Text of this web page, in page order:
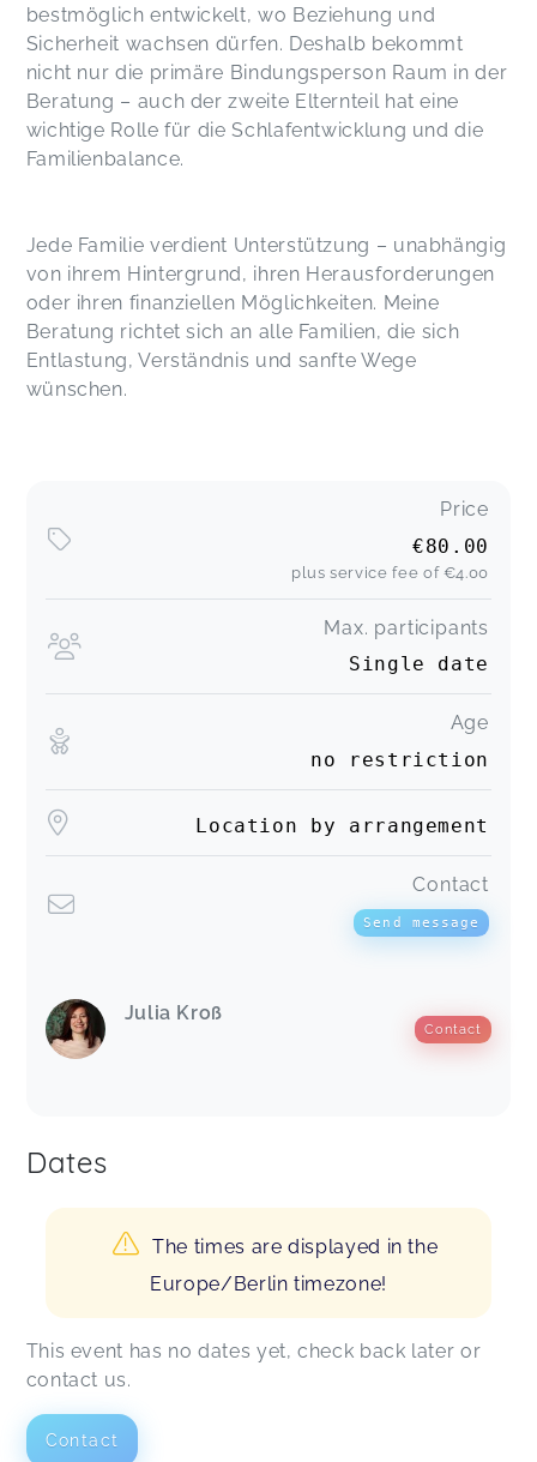
bestmöglich entwickelt, wo Beziehung und
Sicherheit wachsen dürfen. Deshalb bekommt
nicht nur die primäre Bindungsperson Raum in der
Beratung – auch der zweite Elternteil hat eine
wichtige Rolle für die Schlafentwicklung und die
Familienbalance.
Jede Familie verdient Unterstützung – unabhängig
von ihrem Hintergrund, ihren Herausforderungen
oder ihren finanziellen Möglichkeiten. Meine
Beratung richtet sich an alle Familien, die sich
Entlastung, Verständnis und sanfte Wege
wünschen.
Price
€80.00
plus service fee of €4.00
Max. participants
Single date
Age
no restriction
Location by arrangement
Contact
Send message
Julia Kroß
Contact
Dates
The times are displayed in the
Europe/Berlin timezone!
This event has no dates yet, check back later or
contact us.
Contact